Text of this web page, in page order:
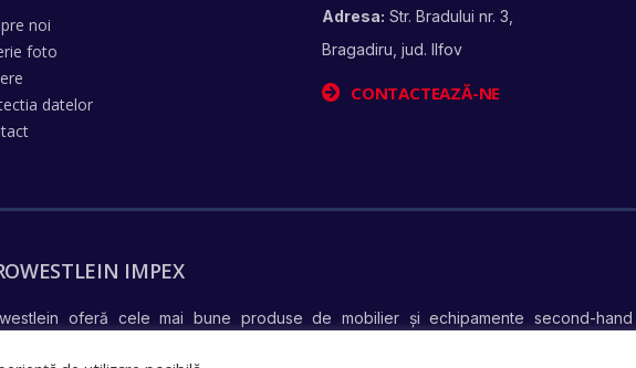
noi
foto
datelor
Adresa: Str. Bradului nr. 3,
Bragadiru, jud. Ilfov
CONTACTEAZĂ-NE
IMPEX
oferă cele mai bune produse de mobilier și echipamente second-